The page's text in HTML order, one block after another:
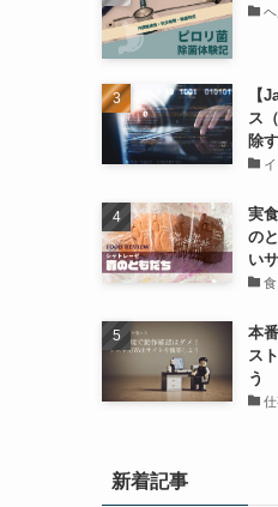
【
ス
除
実
の
い
本
ス
う
新着記事